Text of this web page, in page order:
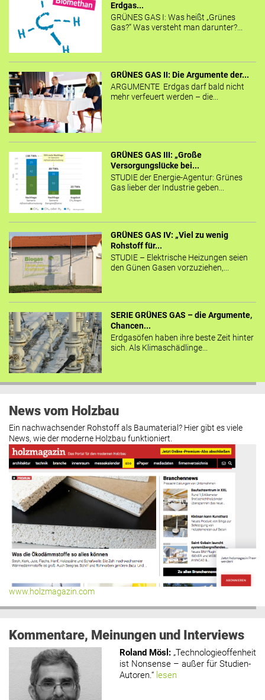
Erdgas...
GRÜNES GAS I: Was heißt „Grünes
Gas?“ Was versteht man darunter?...
GRÜNES GAS II: Die Argumente der...
ARGUMENTE Erdgas darf bald nicht
mehr verfeuert werden – die...
GRÜNES GAS III: „Große
Versorgungslücke bei...
STUDIE der Energie-Agentur: Grünes
Gas lieber der Industrie geben...
GRÜNES GAS IV: „Viel zu wenig
Rohstoff für...
STUDIE – Elektrische Heizungen seien
den Günen Gasen vorzuziehen,...
SERIE GRÜNES GAS – die Argumente,
Chancen...
Erdgasöfen haben ihre beste Zeit hinter
sich. Als Klimaschädlinge...
News vom Holzbau
Ein nachwachsender Rohstoff als Baumaterial? Hier gibt es viele
News, wie der moderne Holzbau funktioniert.
www.holzmagazin.com
Kommentare, Meinungen und Interviews
Roland Mösl : „Technologieoffenheit
ist Nonsense – außer für Studien-
Autoren.“ lesen